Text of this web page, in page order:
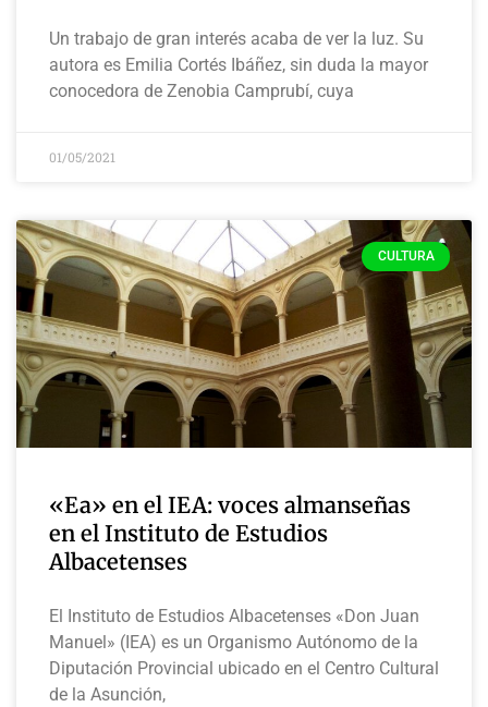
Un trabajo de gran interés acaba de ver la luz. Su
autora es Emilia Cortés Ibáñez, sin duda la mayor
conocedora de Zenobia Camprubí, cuya
01/05/2021
CULTURA
«Ea» en el IEA: voces almanseñas
en el Instituto de Estudios
Albacetenses
El Instituto de Estudios Albacetenses «Don Juan
Manuel» (IEA) es un Organismo Autónomo de la
Diputación Provincial ubicado en el Centro Cultural
de la Asunción,